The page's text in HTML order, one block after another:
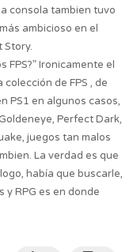
consola tambien tuvo
ambicioso en el
Story.
FPS?” Ironicamente el
de FPS , de
PS1 en algunos casos,
Perfect Dark,
juegos tan malos
La verdad es que
había que buscarle,
y RPG es en donde